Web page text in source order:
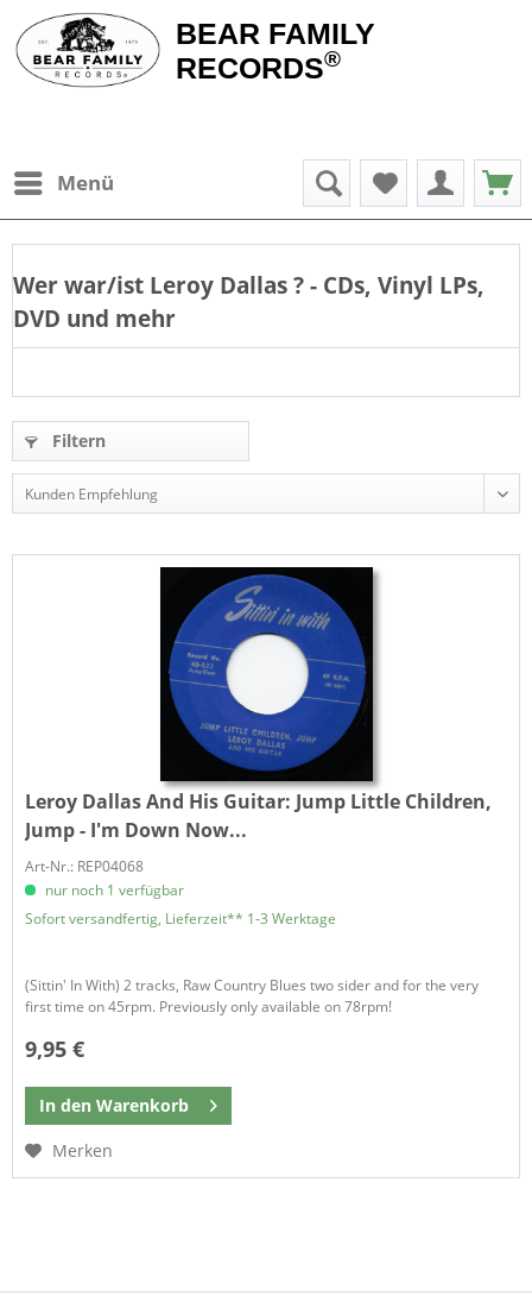
BEAR FAMILY
RECORDS®
Menü
Wer war/ist Leroy Dallas? - CDs, Vinyl LPs,
DVD und mehr
Filtern
Leroy Dallas And His Guitar: Jump Little Children,
Jump - I'm Down Now...
Art-Nr.: REP04068
nur noch 1 verfügbar
Sofort versandfertig, Lieferzeit** 1-3 Werktage
(Sittin' In With) 2 tracks, Raw Country Blues two sider and for the very
first time on 45rpm. Previously only available on 78rpm!
9,95 €
In den Warenkorb
Merken